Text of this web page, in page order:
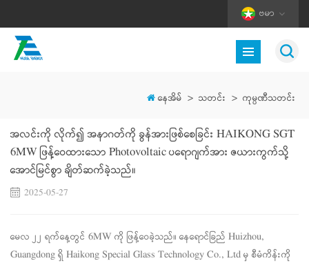
ဗမာ
နေအိမ် > သတင်း > ကုမ္ပဏီသတင်း
အလင်းကို လိုက်၍ အနာဂတ်ကို ခွန်အားဖြစ်စေခြင်း HAIKONG SGT
6MW ဖြန့်ဝေထားသော Photovoltaic ပရောဂျက်အား ဇယားကွက်သို့
အောင်မြင်စွာ ချိတ်ဆက်ခဲ့သည်။
2025-05-27
မေလ ၂၂ ရက်နေ့တွင် 6MW ကို ဖြန့်ဝေခဲ့သည်။ နေရောင်ခြည် Huizhou,
Guangdong ရှိ Haikong Special Glass Technology Co., Ltd မှ စီမံကိန်းကို